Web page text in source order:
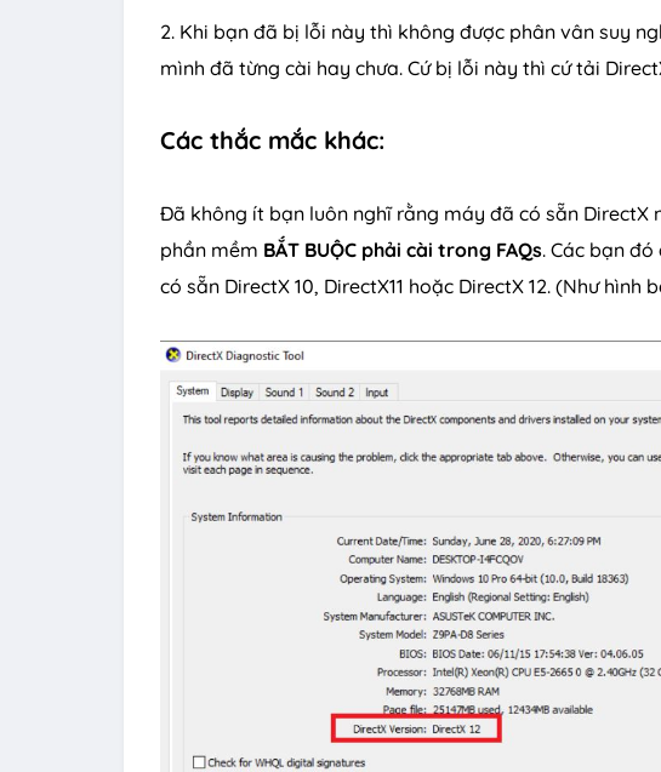
2. Khi bạn đã bị lỗi này thì không được phân vân suy
mình đã từng cài hay chưa. Cứ bị lỗi này thì cứ tải
Các thắc mắc khác:
Đã không ít bạn luôn nghĩ rằng máy đã có sẵn DirectX
phần mềm BẮT BUỘC phải cài trong FAQs. Các bạn
có sẵn DirectX 10, DirectX11 hoặc DirectX 12. (Như hình